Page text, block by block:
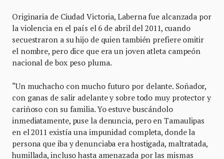
Originaria de Ciudad Victoria, Laberna fue alcanzada por
la violencia en el país el 6 de abril del 2011, cuando
secuestraron a su hijo de quien también prefiere omitir
el nombre, pero dice que era un joven atleta campeón
nacional de box peso pluma.
“Un muchacho con mucho futuro por delante. Soñador,
con ganas de salir adelante y sobre todo muy protector y
cariñoso con su familia. Yo estuve buscándolo
inmediatamente, puse la denuncia, pero en Tamaulipas
en el 2011 existía una impunidad completa, donde la
persona que iba y denunciaba era hostigada, maltratada,
humillada, incluso hasta amenazada por las mismas